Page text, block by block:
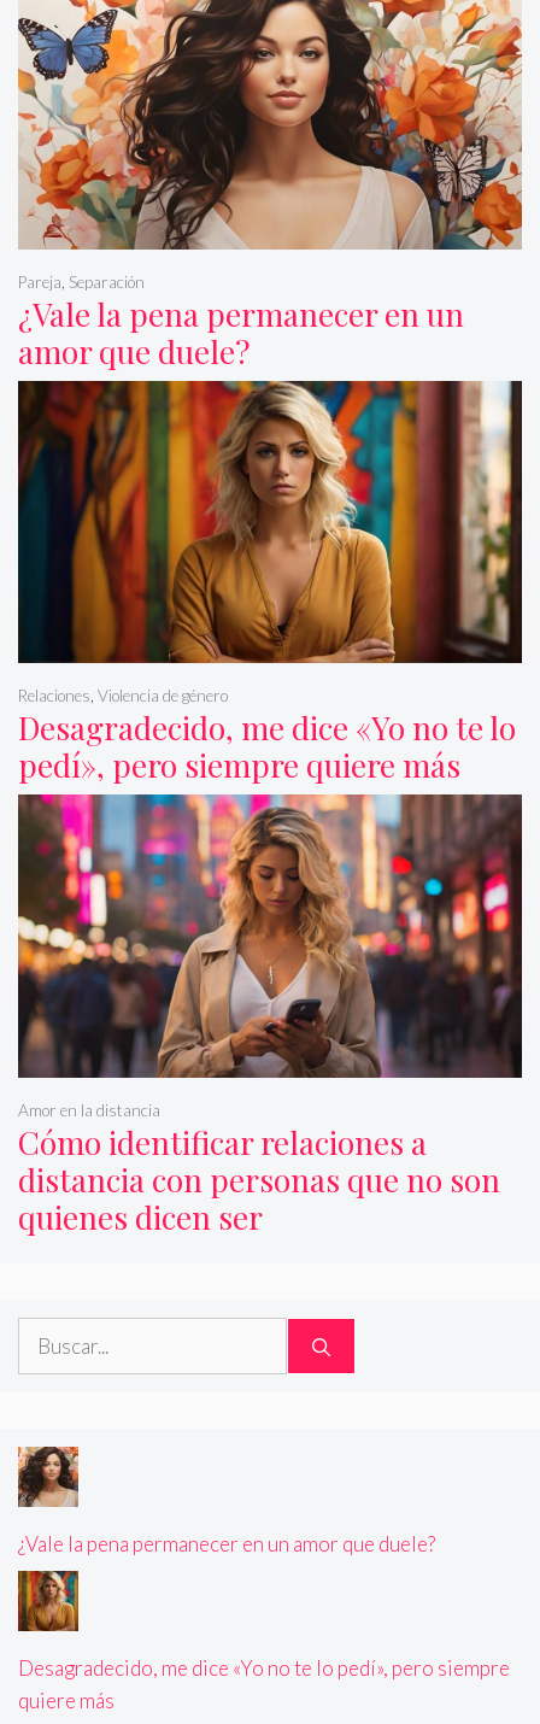
¿Vale la pena permanecer en un
amor que duele?
Pareja Separación
Desagradecido, me dice «Yo no te lo
pedí», pero siempre quiere más
Relaciones Violencia de género
Cómo identificar relaciones a
distancia con personas que no son
quienes dicen ser
Amor en la distancia
Buscar:
¿Vale la pena permanecer en un amor que duele?
Desagradecido, me dice «Yo no te lo pedí», pero siempre
quiere más